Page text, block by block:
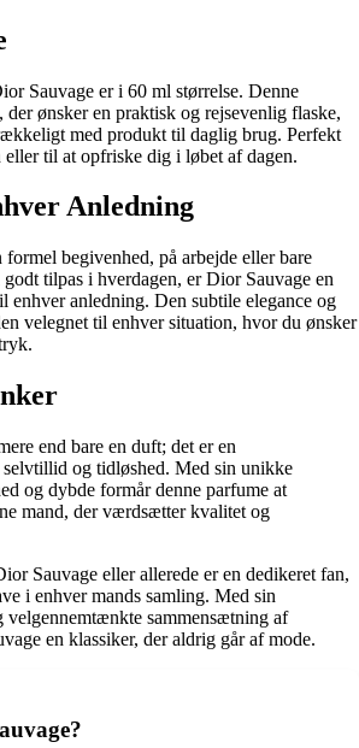
Sauvage er i 60 ml størrelse. Denne
der ønsker en praktisk og rejsevenlig flaske,
med produkt til daglig brug. Perfekt
eller til at opfriske dig i løbet af dagen.
Anledning
begivenhed, på arbejde eller bare
tilpas i hverdagen, er Dior Sauvage en
enhver anledning. Den subtile elegance og
velegnet til enhver situation, hvor du ønsker
end bare en duft; det er en
selvtillid og tidløshed. Med sin unikke
og dybde formår denne parfume at
mand, der værdsætter kvalitet og
Sauvage eller allerede er en dedikeret fan,
i enhver mands samling. Med sin
velgennemtænkte sammensætning af
en klassiker, der aldrig går af mode.